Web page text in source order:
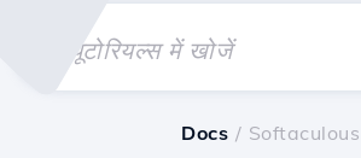
Docs / Softaculous